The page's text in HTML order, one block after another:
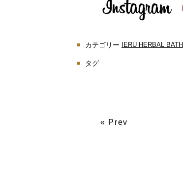
カテゴリー IERU HERBAL BATH
タグ
« Prev